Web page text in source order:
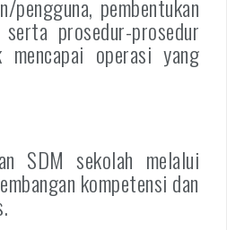
pengguna, pembentukan
prosedur-prosedur
operasi yang
SDM sekolah melalui
kompetensi dan